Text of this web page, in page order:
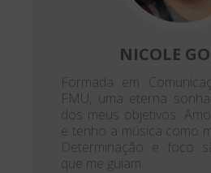
NICOLE
Formada em
FMU, uma eterna
dos meus objetivos.
e tenho a música como
Determinação e foco
que me guiam.